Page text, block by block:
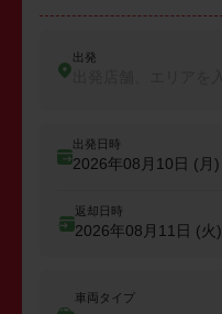
出発
出発日時
2026年08月10日 (月)
返却日時
2026年08月11日 (火)
車両タイプ